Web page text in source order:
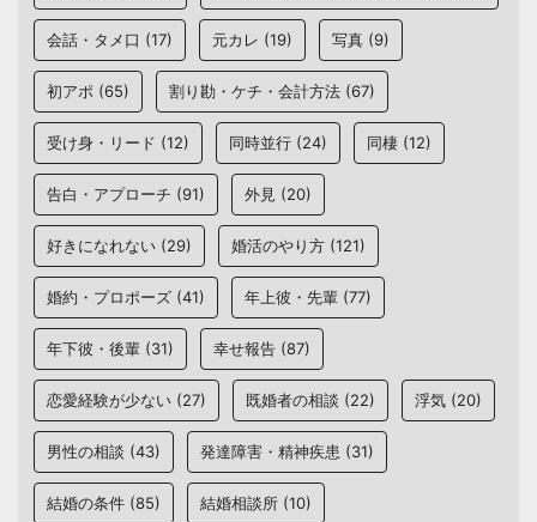
会話・タメ口 (17) 元カレ (19) 写真 (9)
初アポ (65) 割り勘・ケチ・会計方法 (67)
受け身・リード (12) 同時並行 (24) 同棲 (12)
告白・アプローチ (91) 外見 (20)
好きになれない (29) 婚活のやり方 (121)
婚約・プロポーズ (41) 年上彼・先輩 (77)
年下彼・後輩 (31) 幸せ報告 (87)
恋愛経験が少ない (27) 既婚者の相談 (22) 浮気 (20)
男性の相談 (43) 発達障害・精神疾患 (31)
結婚の条件 (85) 結婚相談所 (10)